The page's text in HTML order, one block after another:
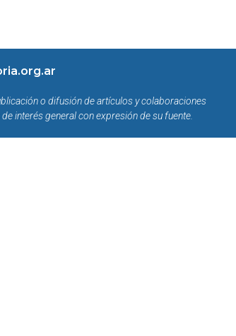
o difusión de artículos y colaboraciones
interés general con expresión de su fuente.